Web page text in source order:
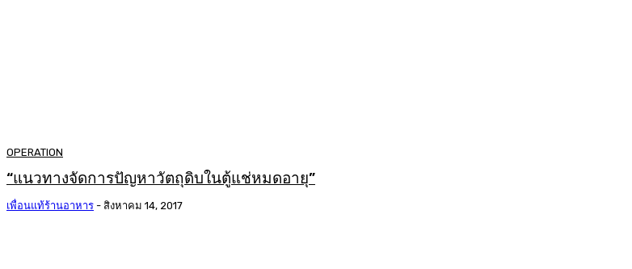
OPERATION
“แนวทางจัดการปัญหาวัตถุดิบในตู้แช่หมดอายุ”
เพื่อนแท้ร้านอาหาร - สิงหาคม 14, 2017